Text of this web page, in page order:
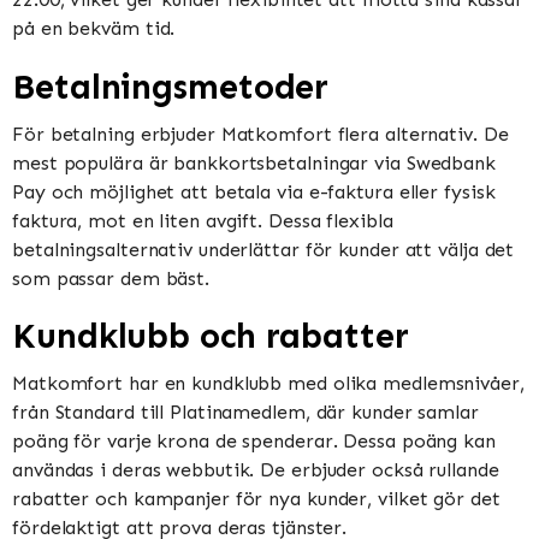
på en bekväm tid​​​​.
Betalningsmetoder
För betalning erbjuder Matkomfort flera alternativ. De
mest populära är bankkortsbetalningar via Swedbank
Pay och möjlighet att betala via e-faktura eller fysisk
faktura, mot en liten avgift. Dessa flexibla
betalningsalternativ underlättar för kunder att välja det
som passar dem bäst​​.
Kundklubb och rabatter
Matkomfort har en kundklubb med olika medlemsnivåer,
från Standard till Platinamedlem, där kunder samlar
poäng för varje krona de spenderar. Dessa poäng kan
användas i deras webbutik. De erbjuder också rullande
rabatter och kampanjer för nya kunder, vilket gör det
fördelaktigt att prova deras tjänster​​.